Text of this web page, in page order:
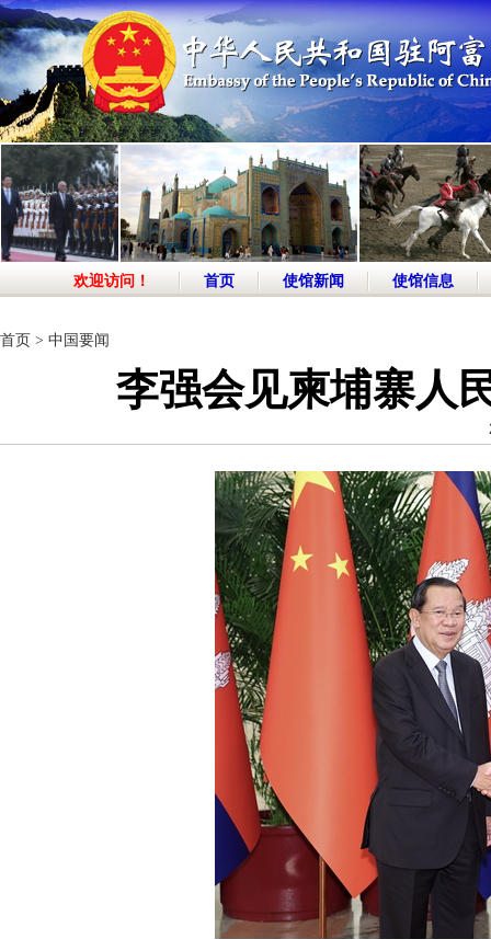
欢迎访问！ 首页 使馆新闻 使馆信息
首页 > 中国要闻
李强会见柬埔寨人